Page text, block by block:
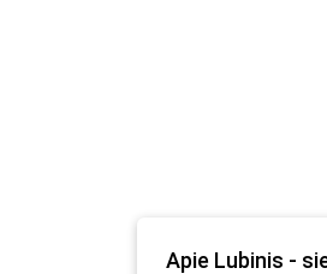
Apie Lubinis -